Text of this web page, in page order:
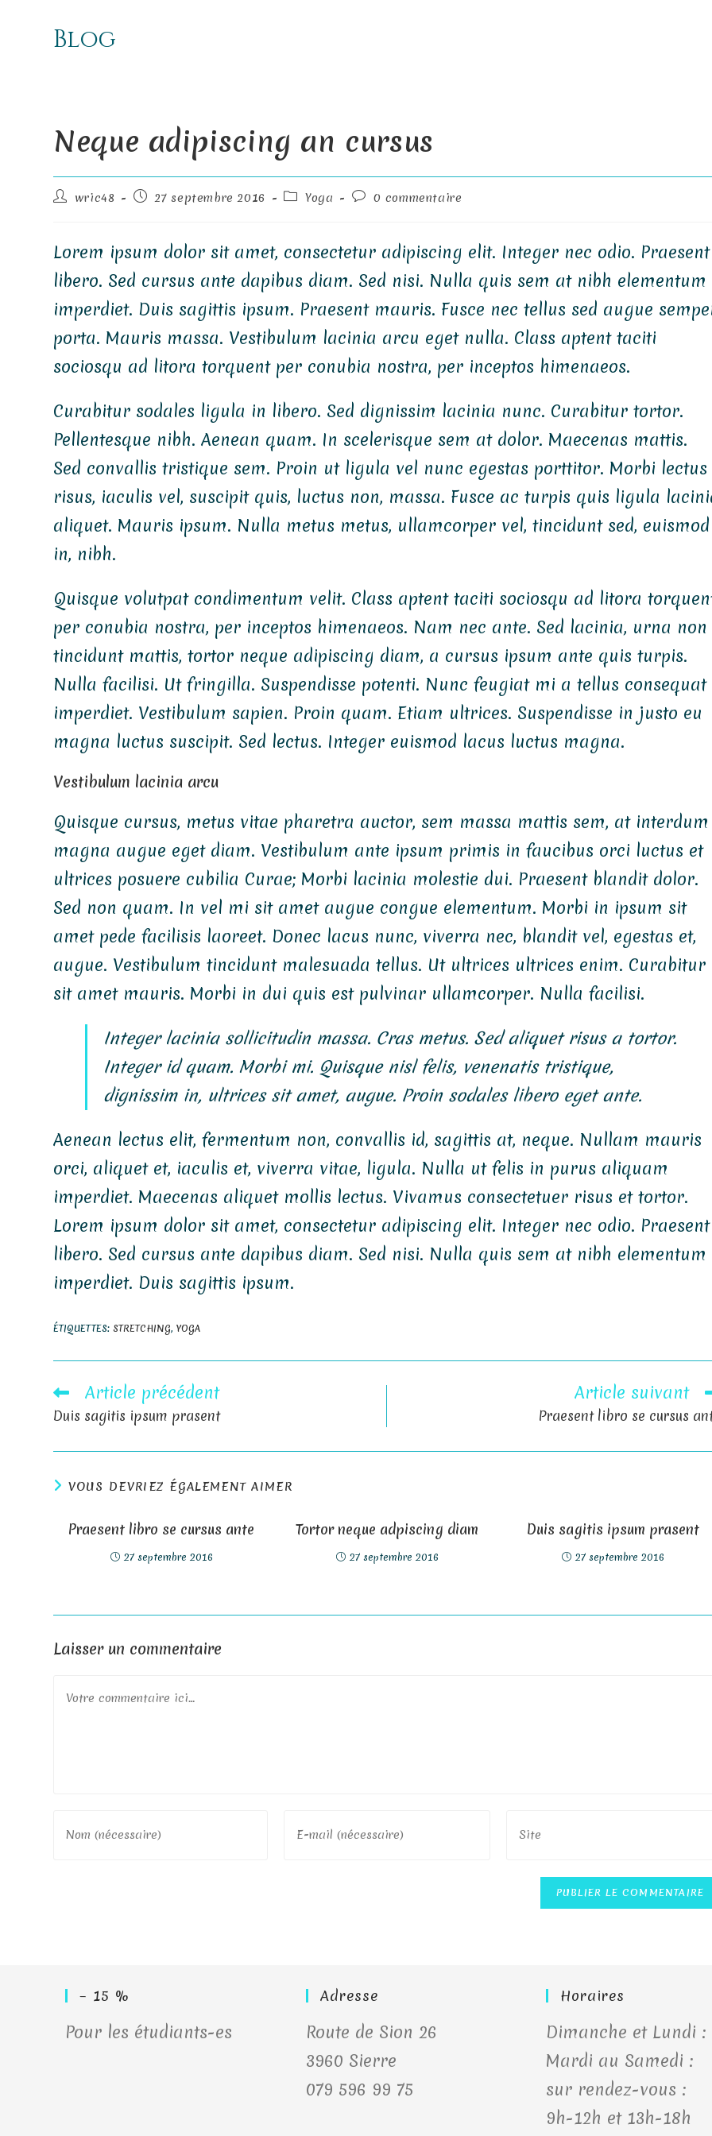
Blog
Neque adipiscing an cursus
Auteur/autrice
wric48
Publication
27 septembre 2016
PostYoga
Commentaires
publication :
0 commentaire
Lorem ipsum dolor sit amet, consectetur adipiscing elit. Integer nec odio. Praesent
libero. Sed cursus ante dapibus diam. Sed nisi. Nulla quis sem at nibh elementum
imperdiet. Duis sagittis ipsum. Praesent mauris. Fusce nec tellus sed augue
porta. Mauris massa. Vestibulum lacinia arcu eget nulla. Class aptent taciti
sociosqu ad litora torquent per conubia nostra, per inceptos himenaeos.
Curabitur sodales ligula in libero. Sed dignissim lacinia nunc. Curabitur tortor.
Pellentesque nibh. Aenean quam. In scelerisque sem at dolor. Maecenas mattis.
Sed convallis tristique sem. Proin ut ligula vel nunc egestas porttitor. Morbi lectus
risus, iaculis vel, suscipit quis, luctus non, massa. Fusce ac turpis quis ligula
aliquet. Mauris ipsum. Nulla metus metus, ullamcorper vel, tincidunt sed, euismod
in, nibh.
Quisque volutpat condimentum velit. Class aptent taciti sociosqu ad litora
per conubia nostra, per inceptos himenaeos. Nam nec ante. Sed lacinia, urna non
tincidunt mattis, tortor neque adipiscing diam, a cursus ipsum ante quis turpis.
Nulla facilisi. Ut fringilla. Suspendisse potenti. Nunc feugiat mi a tellus consequat
imperdiet. Vestibulum sapien. Proin quam. Etiam ultrices. Suspendisse in justo eu
magna luctus suscipit. Sed lectus. Integer euismod lacus luctus magna.
Vestibulum lacinia arcu
Quisque cursus, metus vitae pharetra auctor, sem massa mattis sem, at interdum
magna augue eget diam. Vestibulum ante ipsum primis in faucibus orci luctus et
ultrices posuere cubilia Curae; Morbi lacinia molestie dui. Praesent blandit dolor.
Sed non quam. In vel mi sit amet augue congue elementum. Morbi in ipsum sit
amet pede facilisis laoreet. Donec lacus nunc, viverra nec, blandit vel, egestas et,
augue. Vestibulum tincidunt malesuada tellus. Ut ultrices ultrices enim. Curabitur
sit amet mauris. Morbi in dui quis est pulvinar ullamcorper. Nulla facilisi.
Integer lacinia sollicitudin massa. Cras metus. Sed aliquet risus a tortor.
Integer id quam. Morbi mi. Quisque nisl felis, venenatis tristique,
dignissim in, ultrices sit amet, augue. Proin sodales libero eget ante.
Aenean lectus elit, fermentum non, convallis id, sagittis at, neque. Nullam mauris
orci, aliquet et, iaculis et, viverra vitae, ligula. Nulla ut felis in purus aliquam
imperdiet. Maecenas aliquet mollis lectus. Vivamus consectetuer risus et tortor.
Lorem ipsum dolor sit amet, consectetur adipiscing elit. Integer nec odio. Praesent
libero. Sed cursus ante dapibus diam. Sed nisi. Nulla quis sem at nibh elementum
imperdiet. Duis sagittis ipsum.
ÉTIQUETTES:STRETCHING, YOGA
Read
more
articles
Article précédent
Duis sagitis ipsum prasent
Article suivant
Praesent libro se cursus
VOUS DEVRIEZ ÉGALEMENT AIMER
Praesent libro se cursus ante
27 septembre 2016
Tortor neque adpiscing diam
27 septembre 2016
Duis sagitis ipsum prasent
27 septembre 2016
Laisser un commentaire
your
your
l’URL
– 15 %
Pour les étudiants-es
Adresse
Route de Sion 26
3960 Sierre
079 596 99 75
Horaires
Dimanche et Lundi :
Mardi au Samedi :
sur rendez-vous :
9h-12h et 13h-18h